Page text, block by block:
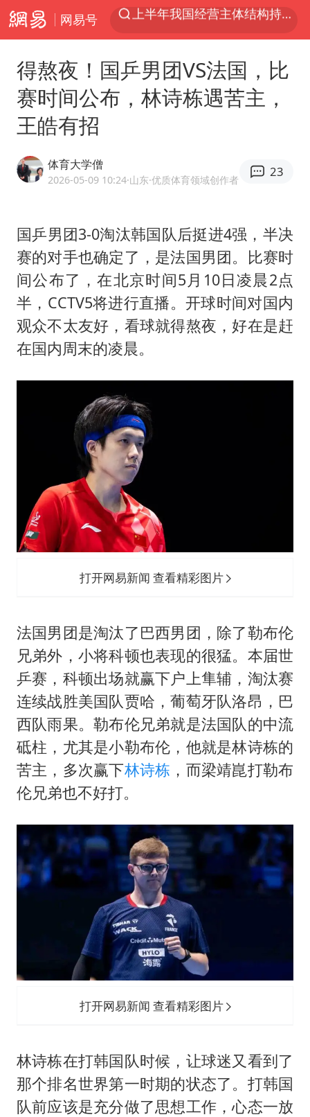
网易号
上海：5号线16号线浦江线全线停运
今日15时起福州地铁高架区段停运
《披荆斩棘2026》阵容官宣
泰国：高度重视中国游客旅游体验
2025年小学教师减少13.19万
白海豚或提早3小时登陆
萌娃帮爷爷脱玉米 卖力干活超可爱
上海大部迎大暴雨
得熬夜！国乒男团VS法国，比
赛时间公布，林诗栋遇苦主，
王皓有招
体育大学僧
2026-05-09 10:24·山东·优质体育领域创作者
23
国乒男团3-0淘汰韩国队后挺进4强，半决
赛的对手也确定了，是法国男团。比赛时
间公布了，在北京时间5月10日凌晨2点
半，CCTV5将进行直播。开球时间对国内
观众不太友好，看球就得熬夜，好在是赶
在国内周末的凌晨。
打开网易新闻 查看精彩图片
法国男团是淘汰了巴西男团，除了勒布伦
兄弟外，小将科顿也表现的很猛。本届世
乒赛，科顿出场就赢下户上隼辅，淘汰赛
连续战胜美国队贾哈，葡萄牙队洛昂，巴
西队雨果。勒布伦兄弟就是法国队的中流
砥柱，尤其是小勒布伦，他就是林诗栋的
苦主，多次赢下林诗栋 ，而梁靖崑打勒布
伦兄弟也不好打。
打开网易新闻 查看精彩图片
林诗栋在打韩国队时候，让球迷又看到了
那个排名世界第一时期的状态了。打韩国
队前应该是充分做了思想工作，心态一放